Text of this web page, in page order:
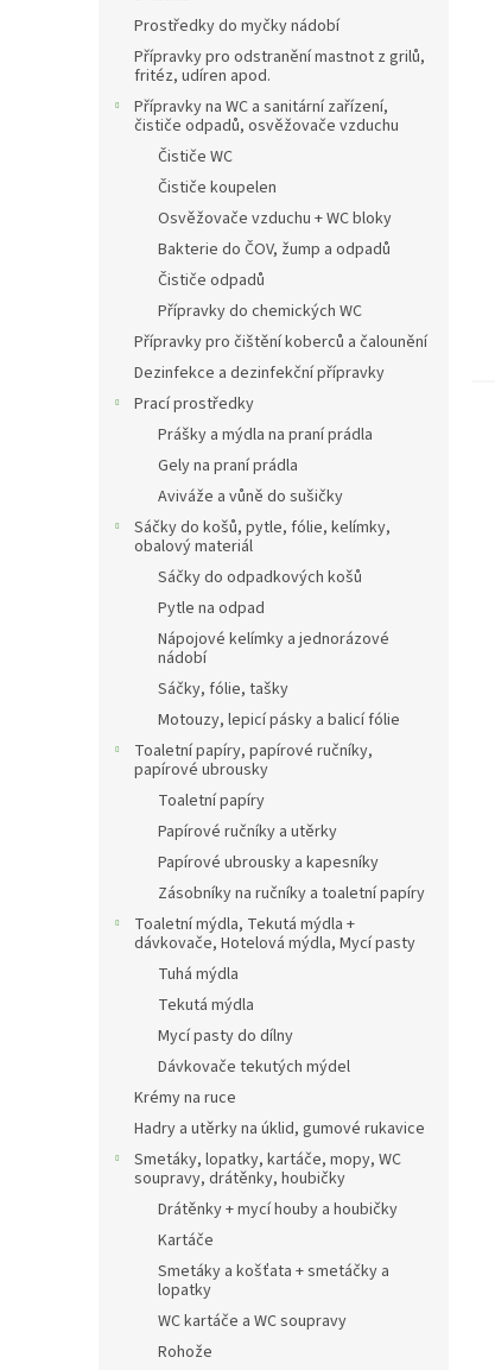
Prostředky do myčky nádobí
Přípravky pro odstranění mastnot z grilů,
fritéz, udíren apod.
Přípravky na WC a sanitární zařízení,
čističe odpadů, osvěžovače vzduchu
Čističe WC
Čističe koupelen
Osvěžovače vzduchu + WC bloky
Bakterie do ČOV, žump a odpadů
Čističe odpadů
Přípravky do chemických WC
Přípravky pro čištění koberců a čalounění
Dezinfekce a dezinfekční přípravky
Prací prostředky
Prášky a mýdla na praní prádla
Gely na praní prádla
Aviváže a vůně do sušičky
Sáčky do košů, pytle, fólie, kelímky,
obalový materiál
Sáčky do odpadkových košů
Pytle na odpad
Nápojové kelímky a jednorázové
nádobí
Sáčky, fólie, tašky
Motouzy, lepicí pásky a balicí fólie
Toaletní papíry, papírové ručníky,
papírové ubrousky
Toaletní papíry
Papírové ručníky a utěrky
Papírové ubrousky a kapesníky
Zásobníky na ručníky a toaletní papíry
Toaletní mýdla, Tekutá mýdla +
dávkovače, Hotelová mýdla, Mycí pasty
Tuhá mýdla
Tekutá mýdla
Mycí pasty do dílny
Dávkovače tekutých mýdel
Krémy na ruce
Hadry a utěrky na úklid, gumové rukavice
Smetáky, lopatky, kartáče, mopy, WC
soupravy, drátěnky, houbičky
Drátěnky + mycí houby a houbičky
Kartáče
Smetáky a košťata + smetáčky a
lopatky
WC kartáče a WC soupravy
Rohože